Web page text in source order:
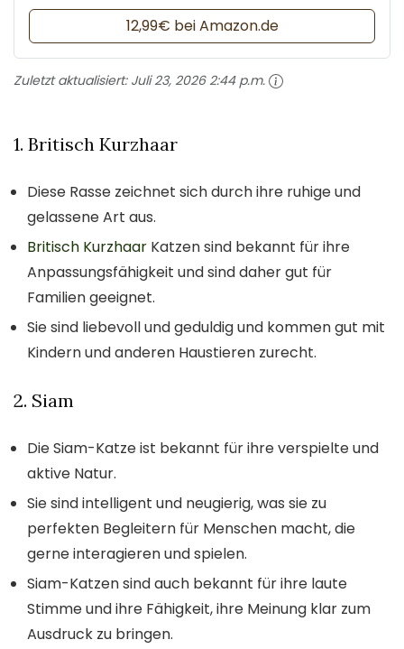
12,99€ bei Amazon.de
Zuletzt aktualisiert: Juli 23, 2026 2:44 p.m.
1. Britisch Kurzhaar
Diese Rasse zeichnet sich durch ihre ruhige und
gelassene Art aus.
Britisch Kurzhaar Katzen sind bekannt für ihre
Anpassungsfähigkeit und sind daher gut für
Familien geeignet.
Sie sind liebevoll und geduldig und kommen gut mit
Kindern und anderen Haustieren zurecht.
2. Siam
Die Siam-Katze ist bekannt für ihre verspielte und
aktive Natur.
Sie sind intelligent und neugierig, was sie zu
perfekten Begleitern für Menschen macht, die
gerne interagieren und spielen.
Siam-Katzen sind auch bekannt für ihre laute
Stimme und ihre Fähigkeit, ihre Meinung klar zum
Ausdruck zu bringen.